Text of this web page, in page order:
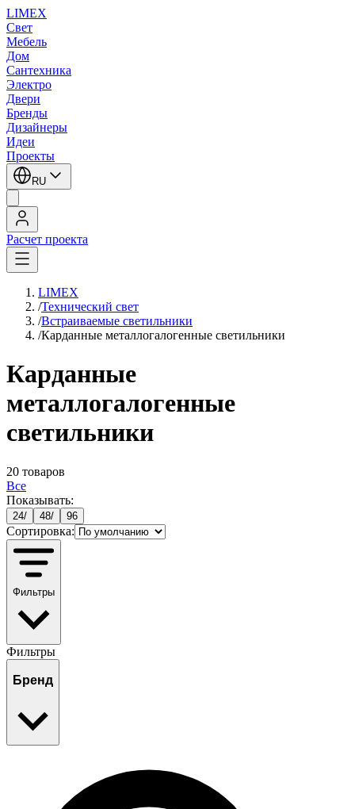
LIMEX
Свет
Мебель
Дом
Сантехника
Электро
Двери
Бренды
Дизайнеры
Идеи
Проекты
RU
Расчет проекта
LIMEX
/Технический свет
/Встраиваемые светильники
/Карданные металлогалогенные светильники
Карданные
металлогалогенные
светильники
20 товаров
Все
Показывать:
24/ 48/ 96
Сортировка:
Фильтры
Фильтры
Бренд